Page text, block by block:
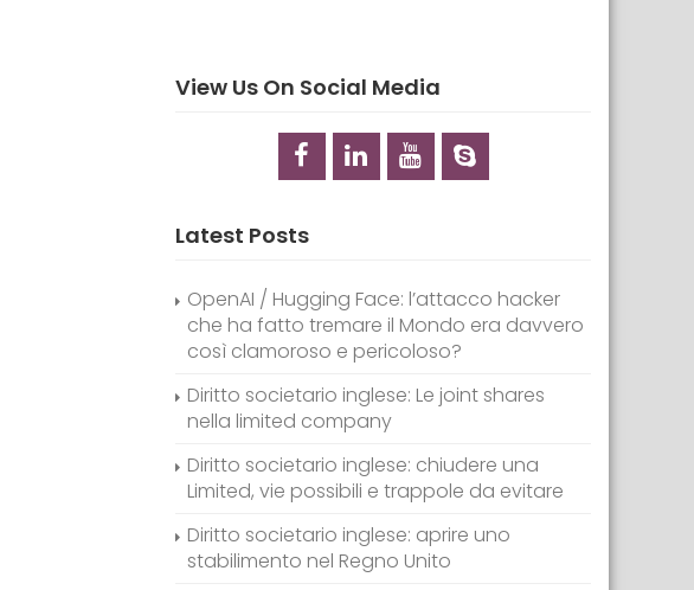
View Us On Social Media
Latest Posts
OpenAI / Hugging Face: l’attacco hacker
che ha fatto tremare il Mondo era davvero
così clamoroso e pericoloso?
Diritto societario inglese: Le joint shares
nella limited company
Diritto societario inglese: chiudere una
Limited, vie possibili e trappole da evitare
Diritto societario inglese: aprire uno
stabilimento nel Regno Unito